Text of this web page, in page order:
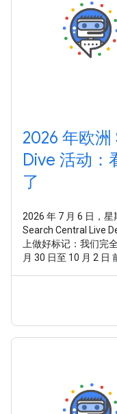
2026 年欧
Dive 活动：
了
2026 年 7 月 6 日，
Search Central Live
上做好标记：我们完
月 30 日至 10 月 2 日
术点。您希望通过一